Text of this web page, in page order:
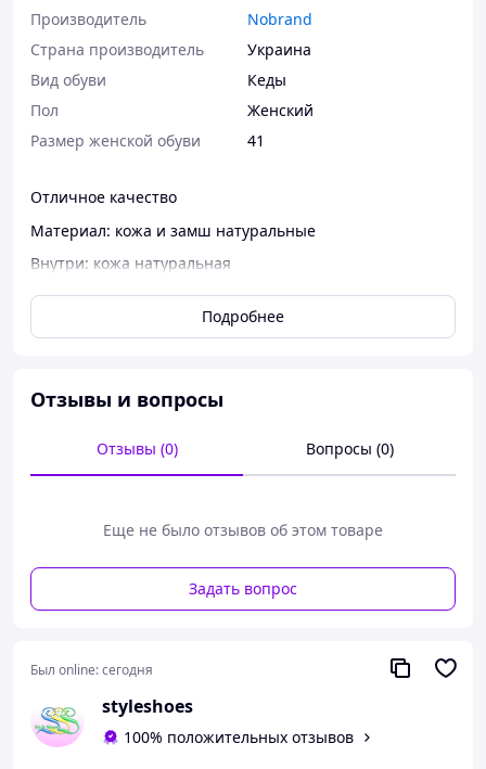
Производитель
Nobrand
Страна производитель
Украина
Вид обуви
Кеды
Пол
Женский
Размер женской обуви
41
Отличное качество
Материал: кожа и замш натуральные
Внутри: кожа натуральная
Размер в размер
36=23.5см
38=24.5см
Подробнее
Отзывы и вопросы
Отзывы (0) Вопросы (0)
Еще не было отзывов об этом товаре
Задать вопрос
Был online:сегодня
styleshoes
100% положительных отзывов